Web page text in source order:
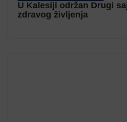
U Kalesiji održan Drugi
zdravog življenja